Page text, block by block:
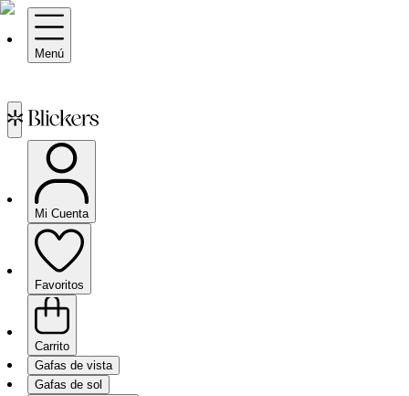
Menú
Mi Cuenta
Favoritos
Carrito
Gafas de vista
Gafas de sol